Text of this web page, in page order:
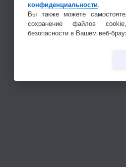
конфиденциальности
Вы также можете
сохранение файлов
безопасности в Вашем веб-